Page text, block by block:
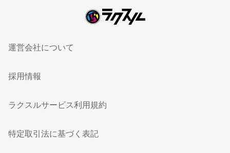
運営会社について
採用情報
ラクスルサービス利用規約
特定取引法に基づく表記